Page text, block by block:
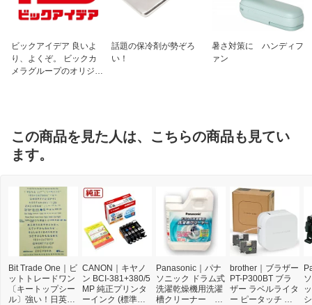
ビックアイデア 良いよ
り、よくぞ。 ビックカ
メラグループのオリジナ
話題の保冷剤が勢ぞろ
い！
暑さ対策に ハンディフ
ァン
この商品を見た人は、こちらの商品も見てい
ます。
Bit Trade One｜ビ
ットトレードワン
〔キートップシー
ル〕強い！日英対
CANON｜キヤノ
ン BCI-381+380/5
MP 純正プリンタ
ーインク (標準容
Panasonic｜パナ
ソニック ドラム式
洗濯乾燥機用洗濯
槽クリーナー N-
brother｜ブラザー
PT-P300BT ブラ
ザー ラベルライタ
ー ピータッチ キ